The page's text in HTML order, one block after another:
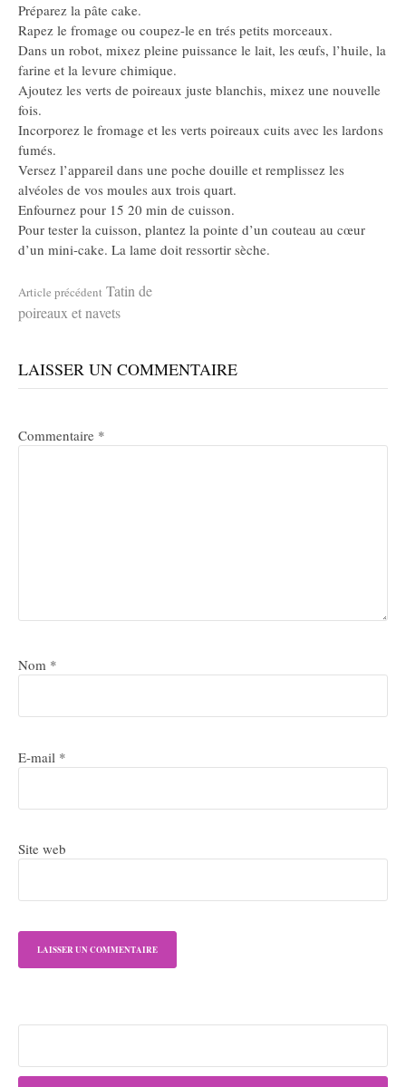
Préparez la pâte cake.
Rapez le fromage ou coupez-le en trés petits morceaux.
Dans un robot, mixez pleine puissance le lait, les œufs, l’huile, la
farine et la levure chimique.
Ajoutez les verts de poireaux juste blanchis, mixez une nouvelle
fois.
Incorporez le fromage et les verts poireaux cuits avec les lardons
fumés.
Versez l’appareil dans une poche douille et remplissez les
alvéoles de vos moules aux trois quart.
Enfournez pour 15 20 min de cuisson.
Pour tester la cuisson, plantez la pointe d’un couteau au cœur
d’un mini-cake. La lame doit ressortir sèche.
Lire
la
suite
Article précédent Tatin de
poireaux et navets
LAISSER UN COMMENTAIRE
Commentaire *
Nom *
E-mail *
Site web